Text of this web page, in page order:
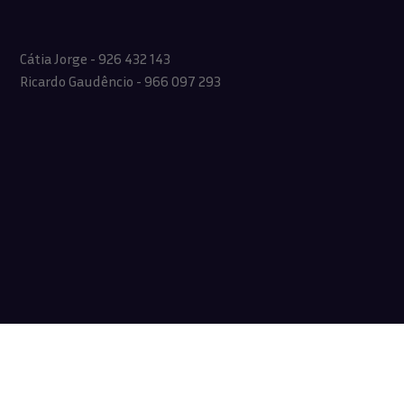
Cátia Jorge - 926 432 143
Ricardo Gaudêncio - 966 097 293